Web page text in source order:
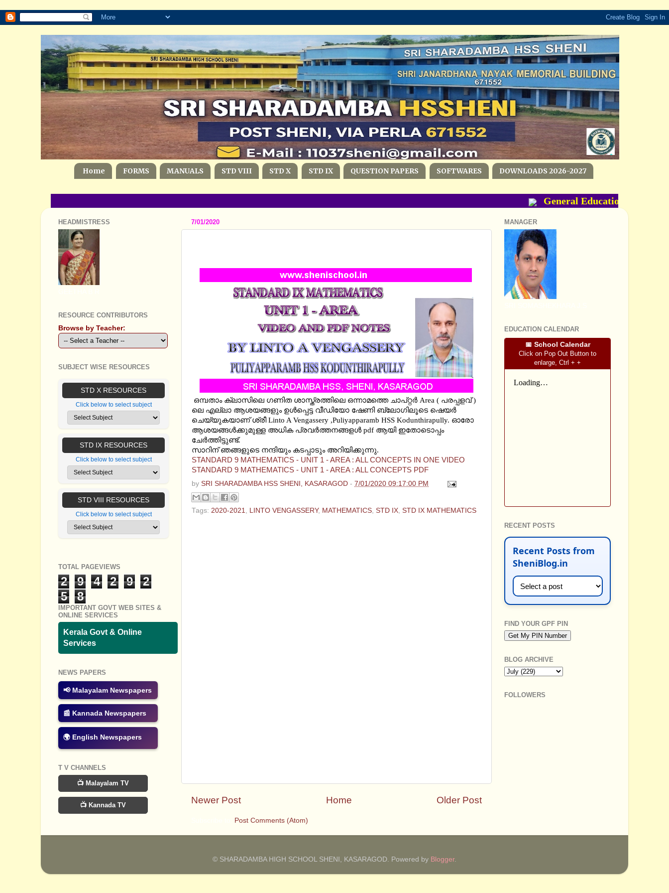
Home FORMS MANUALS STD VIII STD X STD IX QUESTION PAPERS SOFTWARES DOWNLOADS 2026-2027
General Education
7/01/2020
ഒമ്പതാം ക്ലാസിലെ ഗണിത ശാസ്ത്രത്തിലെ ഒന്നാമത്തെ ചാപ്റ്റർ Area ( പരപ്പളവ് )
ലെ എല്ലാ ആശയങ്ങളും ഉൾപ്പെട്ട വീഡിയോ ഷേണി ബ്ലോഗിലൂടെ ഷെയര്‍
ചെയ്യുകയാണ് ശ്രീ Linto A Vengassery ,Puliyapparamb HSS Kodunthirapully. ഓരോ
ആശയങ്ങൾക്കുമുള്ള അധിക പ്രവർത്തനങ്ങളൾ pdf ആയി ഇതോടൊപ്പം
ചേര്‍ത്തിട്ടുണ്ട്.
സാറിന് ഞങ്ങളുടെ നന്ദിയും കടപ്പാടും അറിയിക്കുന്നു.
STANDARD 9 MATHEMATICS - UNIT 1 - AREA : ALL CONCEPTS IN ONE VIDEO
STANDARD 9 MATHEMATICS - UNIT 1 - AREA : ALL CONCEPTS PDF
by SRI SHARADAMBA HSS SHENI, KASARAGOD - 7/01/2020 09:17:00 PM
Tags: 2020-2021 LINTO VENGASSERY, MATHEMATICS STD IX STD IX MATHEMATICS
Newer Post Older Post
Home
Post Comments (Atom)
HEADMISTRESS
RESOURCE CONTRIBUTORS
Browse by Teacher:
SUBJECT WISE RESOURCES
STD X RESOURCES
Click below to select subject
STD IX RESOURCES
Click below to select subject
STD VIII RESOURCES
Click below to select subject
TOTAL PAGEVIEWS
2 9 4 2 9
2
5
8
IMPORTANT GOVT WEB SITES &
ONLINE SERVICES
Kerala Govt & Online
Services
NEWS PAPERS
📢 Malayalam Newspapers
📰 Kannada Newspapers
🌍 English Newspapers
T V CHANNELS
📺 Malayalam TV
📺 Kannada TV
MANAGER
EDUCATION CALENDAR
📅 School Calendar
Click on Pop Out Button to
enlarge, Ctrl + +
RECENT POSTS
Recent Posts from
SheniBlog.in
FIND YOUR GPF PIN
BLOG ARCHIVE
FOLLOWERS
© SHARADAMBA HIGH SCHOOL SHENI, KASARAGOD. Powered by Blogger.